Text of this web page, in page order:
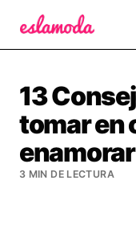
13
tomar en
3 MIN DE LECTURA